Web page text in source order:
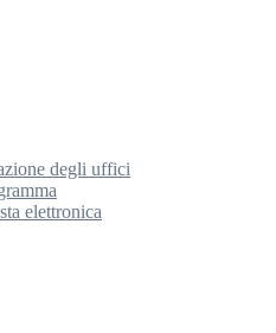
degli uffici
elettronica